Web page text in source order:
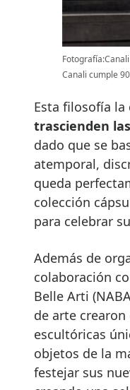
Fotografía:Canali
Canali cumple
Esta filosofía la
trascienden
dado que se
atemporal,
queda
colección
para celebrar
Además de
colaboración
Belle Arti
de arte
escultóricas
objetos de la
festejar sus